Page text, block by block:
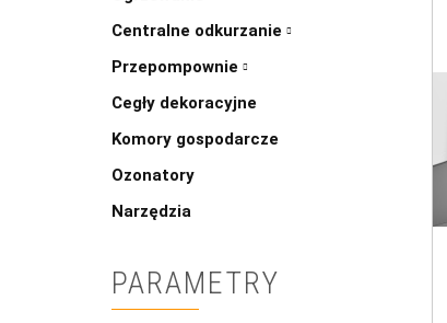
Centralne odkurzanie
Przepompownie
Cegły dekoracyjne
Komory gospodarcze
Ozonatory
Narzędzia
PARAMETRY